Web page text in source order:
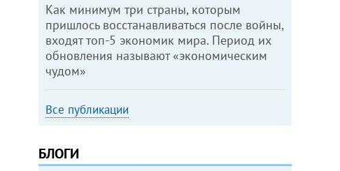
Как минимум три страны, которым
пришлось восстанавливаться после войны,
входят топ-5 экономик мира. Период их
обновления называют «экономическим
чудом»
Все публикации
БЛОГИ